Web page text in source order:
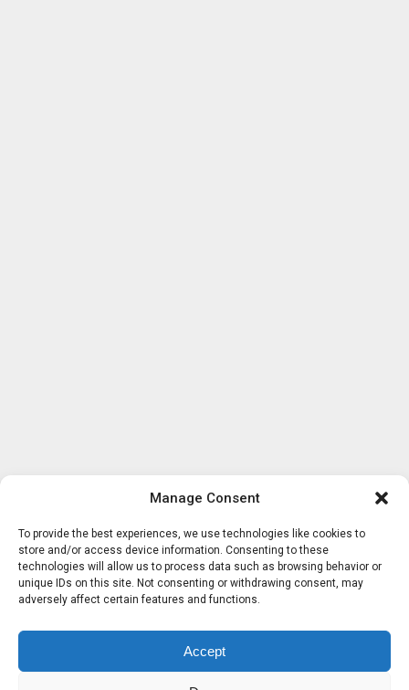
Manage Consent
To provide the best experiences, we use technologies like cookies to
store and/or access device information. Consenting to these
technologies will allow us to process data such as browsing behavior or
unique IDs on this site. Not consenting or withdrawing consent, may
adversely affect certain features and functions.
Accept